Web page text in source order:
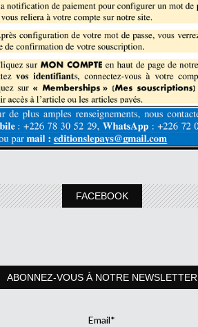
FACEBOOK
ABONNEZ-VOUS À NOTRE NEWSLETTER
Email*